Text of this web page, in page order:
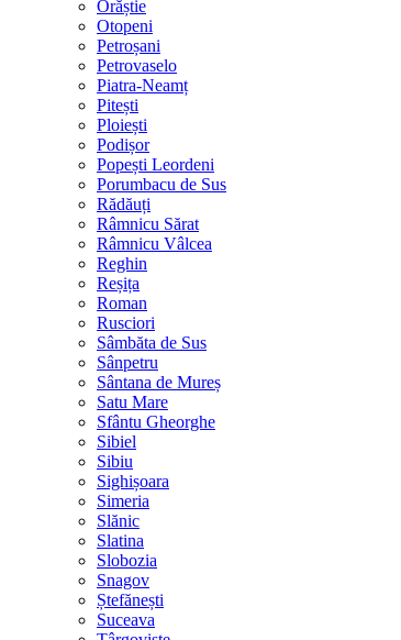
Orăștie
Otopeni
Petroșani
Petrovaselo
Piatra-Neamț
Pitești
Ploiești
Podișor
Popești Leordeni
Porumbacu de Sus
Rădăuți
Râmnicu Sărat
Râmnicu Vâlcea
Reghin
Reșița
Roman
Rusciori
Sâmbăta de Sus
Sânpetru
Sântana de Mureș
Satu Mare
Sfântu Gheorghe
Sibiel
Sibiu
Sighișoara
Simeria
Slănic
Slatina
Slobozia
Snagov
Ștefănești
Suceava